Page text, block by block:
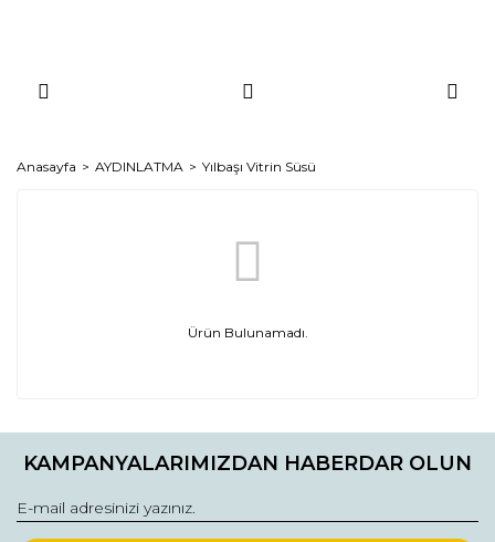
Anasayfa AYDINLATMA Yılbaşı Vitrin Süsü
Ürün Bulunamadı.
KAMPANYALARIMIZDAN HABERDAR OLUN